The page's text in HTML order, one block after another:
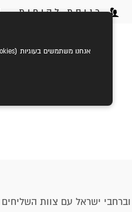
כניסת לקוחות
ראשי קצת עלינו
ישראל עם צוות השליחים
אנחנו משתמשים בעוגיות (cookies) לשיפור חוויית הגלישה שלך, הצגת הצעות מותאמות ועוד. כמפורט ב